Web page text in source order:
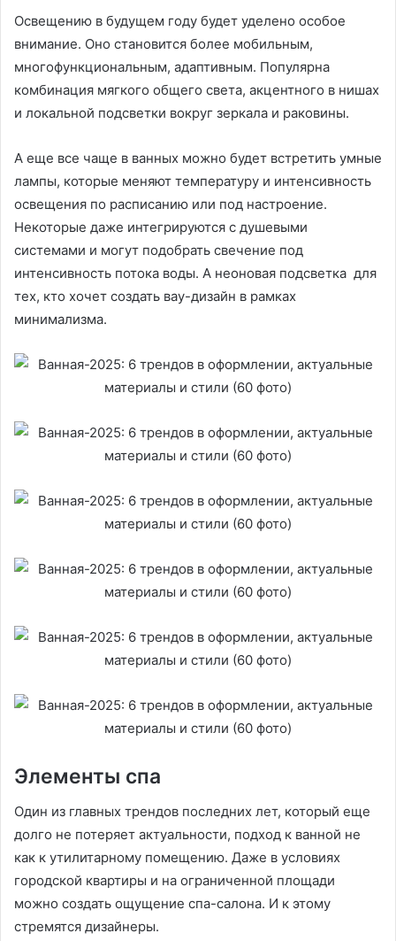
Освещению в будущем году будет уделено особое
внимание. Оно становится более мобильным,
многофункциональным, адаптивным. Популярна
комбинация мягкого общего света, акцентного в нишах
и локальной подсветки вокруг зеркала и раковины.
А еще все чаще в ванных можно будет встретить умные
лампы, которые меняют температуру и интенсивность
освещения по расписанию или под настроение.
Некоторые даже интегрируются с душевыми
системами и могут подобрать свечение под
интенсивность потока воды. А неоновая подсветка для
тех, кто хочет создать вау-дизайн в рамках
минимализма.
Элементы спа
Один из главных трендов последних лет, который еще
долго не потеряет актуальности, подход к ванной не
как к утилитарному помещению. Даже в условиях
городской квартиры и на ограниченной площади
можно создать ощущение спа-салона. И к этому
стремятся дизайнеры.